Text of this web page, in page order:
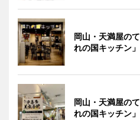
岡山・天満屋の
れの国キッチン
岡山・天満屋の
れの国キッチン